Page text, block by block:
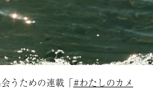
うための連載「#わたしのカメ